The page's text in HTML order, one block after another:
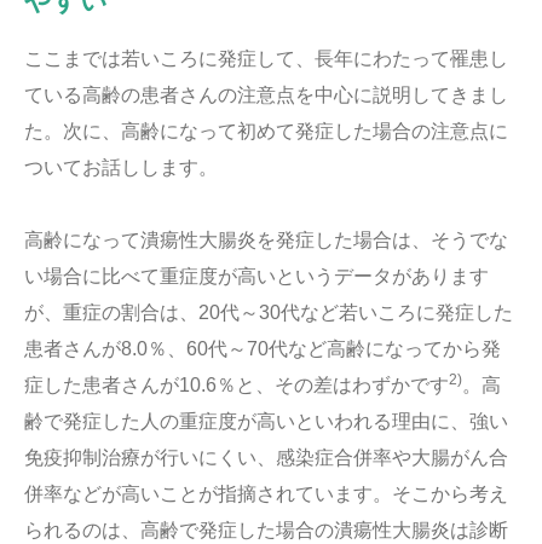
ここまでは若いころに発症して、長年にわたって罹患し
ている高齢の患者さんの注意点を中心に説明してきまし
た。次に、高齢になって初めて発症した場合の注意点に
ついてお話しします。
高齢になって潰瘍性大腸炎を発症した場合は、そうでな
い場合に比べて重症度が高いというデータがあります
が、重症の割合は、20代～30代など若いころに発症した
患者さんが8.0％、60代～70代など高齢になってから発
症した患者さんが10.6％と、その差はわずかです2)。高
齢で発症した人の重症度が高いといわれる理由に、強い
免疫抑制治療が行いにくい、感染症合併率や大腸がん合
併率などが高いことが指摘されています。そこから考え
られるのは、高齢で発症した場合の潰瘍性大腸炎は診断